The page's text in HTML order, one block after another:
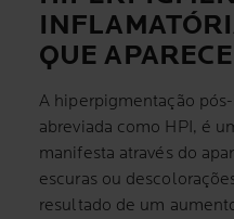
QUE
A hiperpigmentação
abreviada como HPI, é
manifesta através do
escuras ou
resultado de um